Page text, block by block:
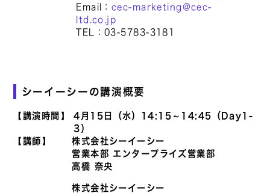
Email： cec-marketing@cec-
ltd.co.jp
TEL：03-5783-3181
シーイーシーの講演概要
【講演時間】
4月15日（水）14:15～14:45（Day1-
3）
【講師】
株式会社シーイーシー
営業本部 エンタープライズ営業部
高橋 奈央
株式会社シーイーシー